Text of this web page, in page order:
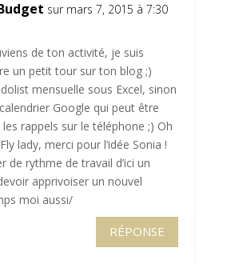
sur mars 7, 2015 à 7:30
de ton activité, je suis
un petit tour sur ton blog ;)
mensuelle sous Excel, sinon
Google qui peut être
rappels sur le téléphone ;) Oh
lady, merci pour l’idée Sonia !
de rythme de travail d’ici un
apprivoiser un nouvel
moi aussi/
RÉPONSE